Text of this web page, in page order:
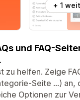
+ 1
und FAQ-
zu helfen. Zeige
Seite ...) an,
Optionen zur